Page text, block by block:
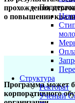
Структура
Ректорат
Ученый
прохождения
о повышении
Программа может
корпоративного